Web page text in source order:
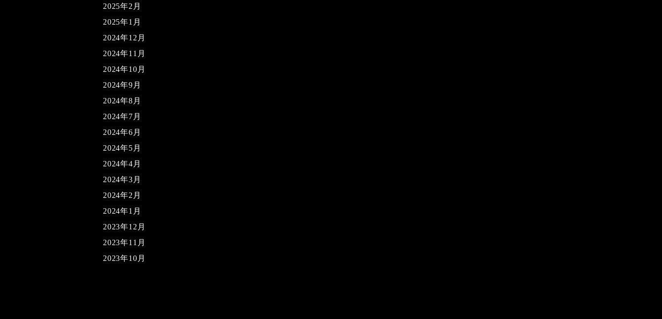
2025年2月
2025年1月
2024年12月
2024年11月
2024年10月
2024年9月
2024年8月
2024年7月
2024年6月
2024年5月
2024年4月
2024年3月
2024年2月
2024年1月
2023年12月
2023年11月
2023年10月